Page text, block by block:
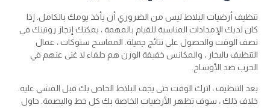
تنظيف أرضيات البلاط ليس من الضروري أن يأخذ يومك بالكامل. إذا
كان لديك الإمدادات المناسبة للقيام بالمهمة ، يمكنك إنجاز روتينك في
نصف الوقت والحصول على نتائج جميلة. المماسح ستوكات ، عمال
التنظيف بالبخار ، والمكانس خفيفة الوزن هم حلفاء لا غنى عنهم في
الحرب ضد الأوساخ.
بعد التنظيف ، اترك الوقت حتى يجف البلاط الخاص بك قبل المشي عليه.
خلاف ذلك ، سوف تظهر الأرضيات الخاصة بك كل خط والبصمة. حاول